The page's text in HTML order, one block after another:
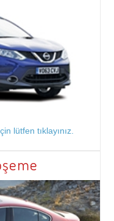
lütfen tıklayınız.